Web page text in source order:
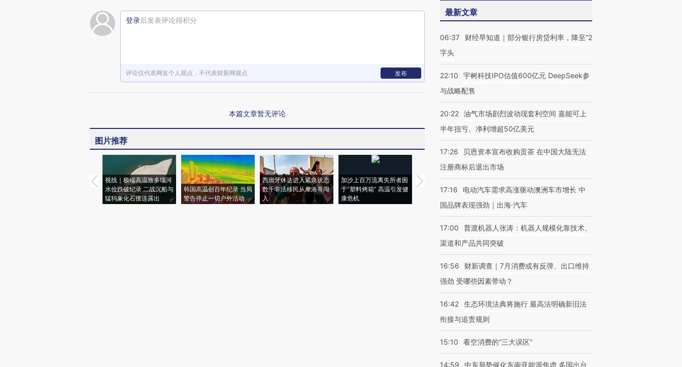
登录后发表评论得积分
评论仅代表网友个人观点，不代表财新网观点 发布
本篇文章暂无评论
图片推荐
视线｜极端高温致多瑙河
水位跌破纪录 二战沉船与
猛犸象化石接连露出
韩国高温创百年纪录 当局
警告停止一切户外活动
西班牙休达进入紧急状态
数千非法移民从摩洛哥闯
入
加沙上百万流离失所者困
于“塑料烤箱” 高温引发健
康危机
视线｜HYROX的吸金
术：是什么让中产们甘
马航飞行员跨国走私7万
粒摇头丸 尿检体内含3种
视线｜被称为“蟑螂”的印
度Z世代 用街头抗争将教
最新文章
06:37
财经早知道｜部分银行房贷利率，降至“2
字头
22:10
宇树科技IPO估值600亿元 DeepSeek参
与战略配售
20:22 油气市场剧烈波动现套利空间 嘉能可上
半年扭亏、净利增超50亿美元
17:26
贝恩资本宣布收购贡茶 在中国大陆无法
注册商标后退出市场
17:16
电动汽车需求高涨驱动澳洲车市增长 中
国品牌表现强劲｜出海·汽车
17:00
普渡机器人张涛：机器人规模化靠技术、
渠道和产品共同突破
16:56
财新调查｜7月消费或有反弹、出口维持
强劲 受哪些因素带动？
16:42 生态环境法典将施行 最高法明确新旧法
衔接与追责规则
15:10 看空消费的“三大误区”
14:59 中东局势催化东南亚能源焦虑 多国出台